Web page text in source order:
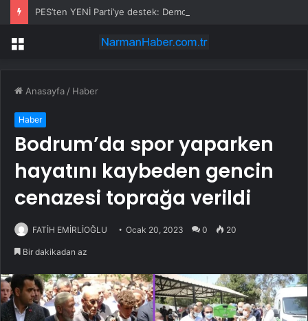
PES’ten YENİ Parti’ye destek: Demokrasi yasaklanamaz
Menü
Anasayfa / Haber
Haber
Bodrum’da spor yaparken
hayatını kaybeden gencin
cenazesi toprağa verildi
FATİH EMİRLİOĞLU Ocak 20, 2023 0 20
Bir dakikadan az